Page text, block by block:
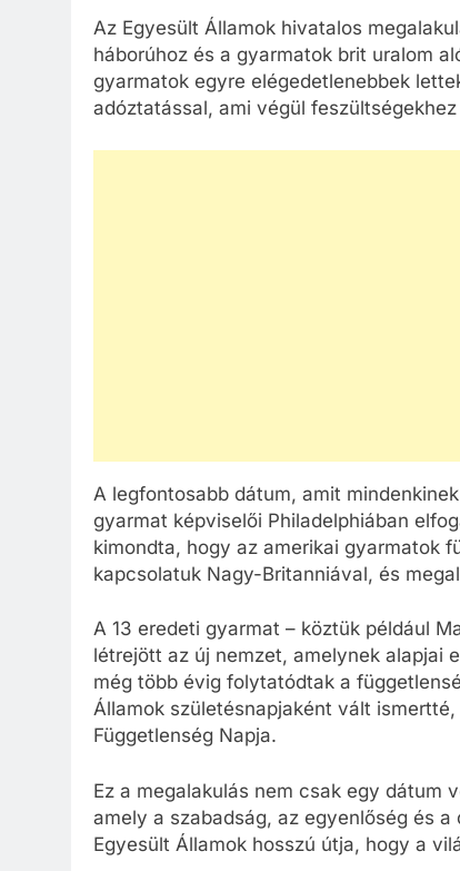
Az Egyesült Államok hivatalos
háborúhoz és a gyarmatok brit uralom
gyarmatok egyre elégedetlenebbek
adóztatással, ami végül
A legfontosabb dátum, amit
gyarmat képviselői Philadelphiában
kimondta, hogy az amerikai gyarmatok
kapcsolatuk Nagy-Britanniával, és
A 13 eredeti gyarmat – köztük például
létrejött az új nemzet, amelynek alapjai
még több évig folytatódtak a
Államok születésnapjaként vált
Függetlenség Napja.
Ez a megalakulás nem csak egy dátum
amely a szabadság, az egyenlőség és
Egyesült Államok hosszú útja, hogy a